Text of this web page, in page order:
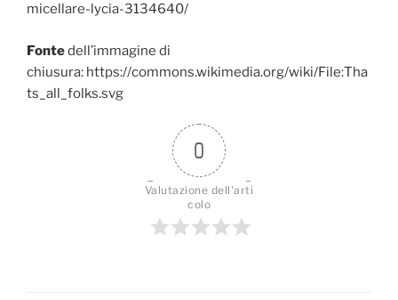
micellare-lycia-3134640/
Fontedell’immagine di
chiusura: https://commons.wikimedia.org/wiki/File:Tha
ts_all_folks.svg
0
Valutazione dell'arti
colo